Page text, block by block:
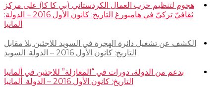
هجوم لتنظيم حزب العمال الكردستاني (بي كا كا) على مركز
ثقافيّ تركيّ في هامبورغ التاريخ: كانون الأول 2016 – الدولة:
ألمانيا
الكشف عن تشغيل دائرة الهجرة في السويد للاجئين بلا مقابل
التاريخ: كانون الأول 2016 – الدولة: السويد
بدعم من الدولة، دورات في “المغازلة” للاجئين في ألمانيا
التاريخ: كانون الأول 2016 – الدولة: ألمانيا